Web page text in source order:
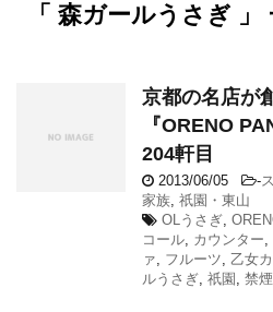
「 森ガールうさぎ 」
京都の名店が
『ORENO
204軒目
2013/06/05 -
家族, 祇園・東山
OLうさぎ,
コール, カウンター,
ァ, フルーツ, 乙女
ルうさぎ, 祇園 , 禁煙